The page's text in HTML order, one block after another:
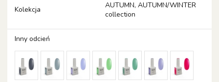
Kolekcja
AUTUMN, AUTUMN/WINTER
collection
Inny odcień